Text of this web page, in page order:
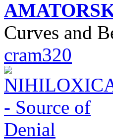
Curves and
cram320